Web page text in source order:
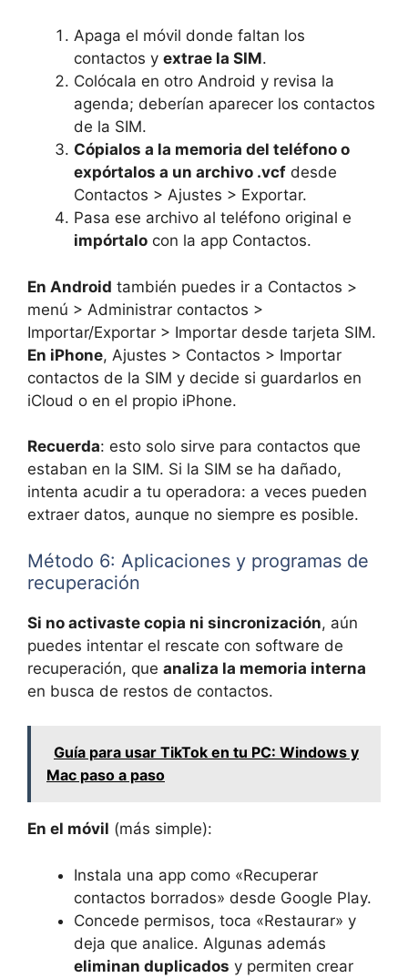
Apaga el móvil donde faltan los
contactos y extrae la SIM.
Colócala en otro Android y revisa la
agenda; deberían aparecer los contactos
de la SIM.
Cópialos a la memoria del teléfono o
expórtalos a un archivo .vcf desde
Contactos > Ajustes > Exportar.
Pasa ese archivo al teléfono original e
impórtalo con la app Contactos.
En Android también puedes ir a Contactos >
menú > Administrar contactos >
Importar/Exportar > Importar desde tarjeta SIM.
En iPhone, Ajustes > Contactos > Importar
contactos de la SIM y decide si guardarlos en
iCloud o en el propio iPhone.
Recuerda: esto solo sirve para contactos que
estaban en la SIM. Si la SIM se ha dañado,
intenta acudir a tu operadora: a veces pueden
extraer datos, aunque no siempre es posible.
Método 6: Aplicaciones y programas de
recuperación
Si no activaste copia ni sincronización, aún
puedes intentar el rescate con software de
recuperación, que analiza la memoria interna
en busca de restos de contactos.
Guía para usar TikTok en tu PC: Windows y
Mac paso a paso
En el móvil (más simple):
Instala una app como «Recuperar
contactos borrados» desde Google Play.
Concede permisos, toca «Restaurar» y
deja que analice. Algunas además
eliminan duplicados y permiten crear